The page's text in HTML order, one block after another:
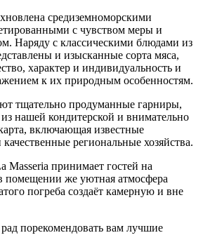
средиземноморскими
с чувством меры и
Наряду с классическими блюдами из
и изысканные сорта мяса,
характер и индивидуальность и
к их природным особенностям.
тщательно продуманные гарниры,
нашей кондитерской и внимательно
включающая известные
региональные хозяйства.
Masseria принимает гостей на
помещении же уютная атмосфера
погреба создаёт камерную и вне
порекомендовать вам лучшие